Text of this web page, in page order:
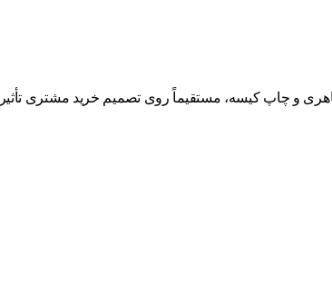
و چاپ کیسه، مستقیماً روی تصمیم خرید مشتری